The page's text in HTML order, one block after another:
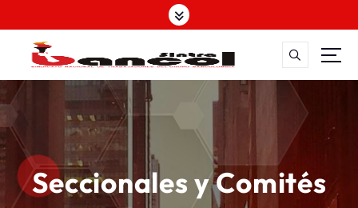
Sindicato Nacional de
Trabajadores del Grupo
Bancolombia
Seccionales y Comités